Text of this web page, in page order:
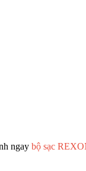
ngay bộ sạc